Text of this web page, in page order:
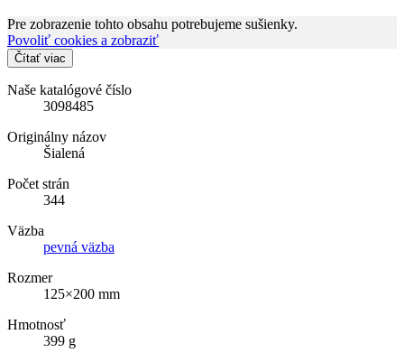
Pre zobrazenie tohto obsahu potrebujeme sušienky.
Povoliť cookies a zobraziť
Čítať viac
Naše katalógové číslo
3098485
Originálny názov
Šialená
Počet strán
344
Väzba
pevná väzba
Rozmer
125×200 mm
Hmotnosť
399 g